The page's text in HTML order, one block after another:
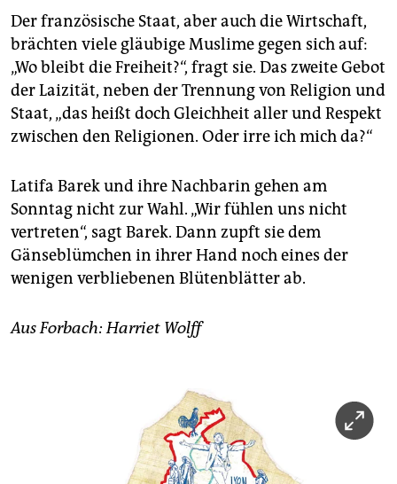
Der französische Staat, aber auch die Wirtschaft,
brächten viele gläubige Muslime gegen sich auf:
„Wo bleibt die Freiheit?“, fragt sie. Das zweite Gebot
der Laizität, neben der Trennung von Religion und
Staat, „das heißt doch Gleichheit aller und Respekt
zwischen den Religionen. Oder irre ich mich da?“
Latifa Barek und ihre Nachbarin gehen am
Sonntag nicht zur Wahl. „Wir fühlen uns nicht
vertreten“, sagt Barek. Dann zupft sie dem
Gänseblümchen in ihrer Hand noch eines der
wenigen verbliebenen Blütenblätter ab.
Aus Forbach: Harriet Wolff